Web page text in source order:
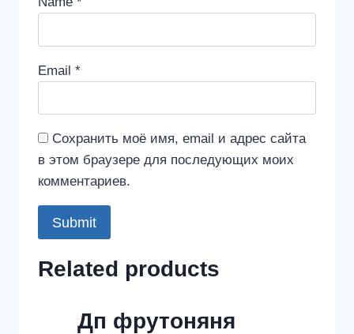
Email *
Сохранить моё имя, email и адрес сайта
в этом браузере для последующих моих
комментариев.
Related products
Дп фрутоняня